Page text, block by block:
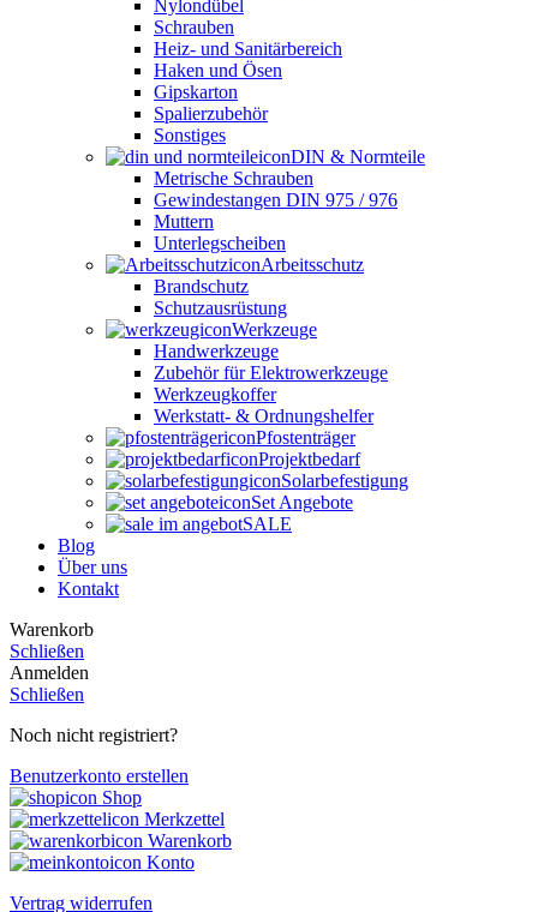
Nylondübel
Schrauben
Heiz- und Sanitärbereich
Haken und Ösen
Gipskarton
Spalierzubehör
Sonstiges
DIN & Normteile
Metrische Schrauben
Gewindestangen DIN 975 / 976
Muttern
Unterlegscheiben
Arbeitsschutz
Brandschutz
Schutzausrüstung
Werkzeuge
Handwerkzeuge
Zubehör für Elektrowerkzeuge
Werkzeugkoffer
Werkstatt- & Ordnungshelfer
Pfostenträger
Projektbedarf
Solarbefestigung
Set Angebote
SALE
Blog
Über uns
Kontakt
Warenkorb
Schließen
Anmelden
Schließen
Noch nicht registriert?
Benutzerkonto erstellen
Shop
Merkzettel
Warenkorb
Konto
Vertrag widerrufen